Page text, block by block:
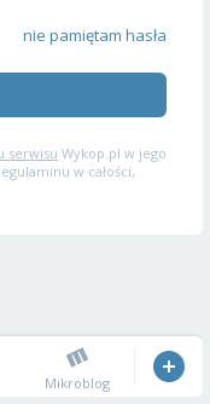
nie pamiętam hasła
serwisu Wykop.pl w jego
w całości,
Mikroblog